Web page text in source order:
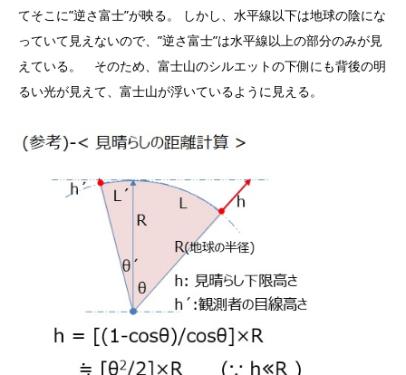
てそこに”逆さ富士”が映る。 しかし、水平線以下は地球の陰にな
っていて見えないので、”逆さ富士”は水平線以上の部分のみが見
えている。 そのため、富士山のシルエットの下側にも背後の明
るい光が見えて、富士山が浮いているように見える。